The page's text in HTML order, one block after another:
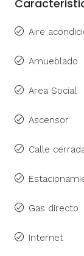
Aire
Amueblado
Area Social
Ascensor
Calle
Gas directo
Internet